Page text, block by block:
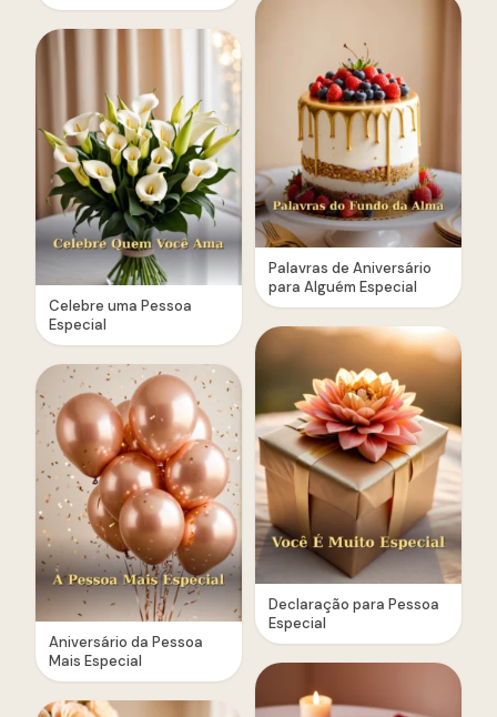
Celebre uma Pessoa
Especial
Aniversário da Pessoa
Mais Especial
Palavras de Aniversário
para Alguém Especial
Declaração para Pessoa
Especial